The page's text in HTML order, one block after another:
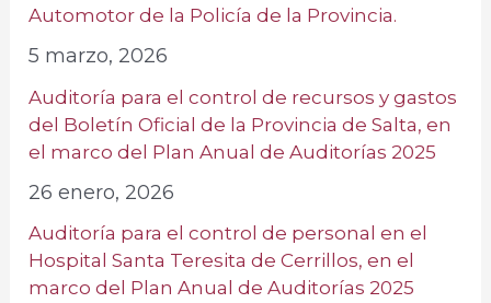
Automotor de la Policía de la Provincia.
5 marzo, 2026
Auditoría para el control de recursos y gastos
del Boletín Oficial de la Provincia de Salta, en
el marco del Plan Anual de Auditorías 2025
26 enero, 2026
Auditoría para el control de personal en el
Hospital Santa Teresita de Cerrillos, en el
marco del Plan Anual de Auditorías 2025